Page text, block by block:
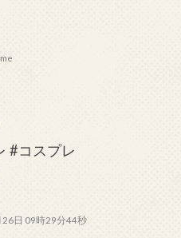
#コスプレ
26日 09時29分44秒